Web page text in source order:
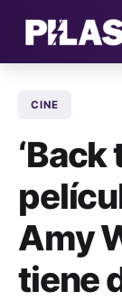
CINE
‘Back
Amy
tiene